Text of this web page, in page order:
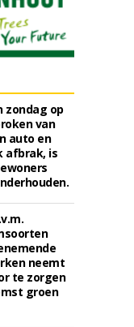
zondag op
van
auto en
afbrak, is
neemt
te zorgen
groen